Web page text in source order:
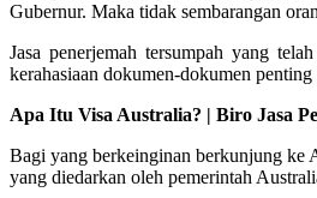
Gubernur. Maka tidak sembarangan
Jasa penerjemah tersumpah yang
kerahasiaan dokumen-dokumen
Apa Itu Visa Australia? | Biro Jasa
Bagi yang berkeinginan berkunjung ke
yang diedarkan oleh pemerintah